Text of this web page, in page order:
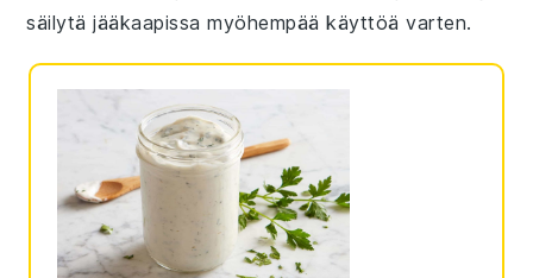
säilytäjääkaapissa myöhempää käyttöä varten.